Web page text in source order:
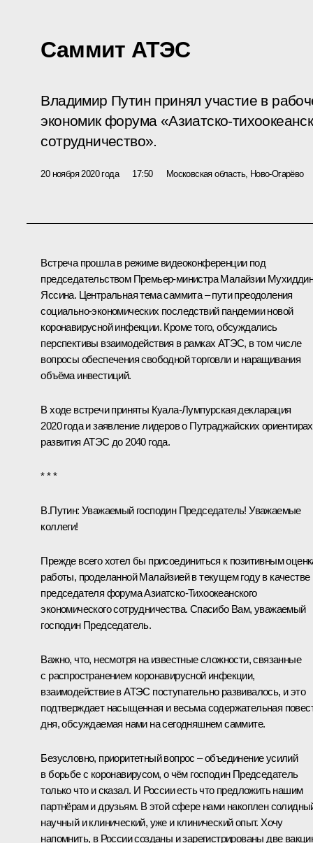
Саммит АТЭС
Владимир Путин принял участие в
экономик форума «Азиатско-
сотрудничество».
20 ноября 2020 года 17:50 Московская область, Ново-Огарёво
Встреча прошла в режиме видеоконференции под
председательством Премьер-министра Малайзии
Яссина. Центральная тема саммита – пути преодоления
социально-экономических последствий пандемии новой
коронавирусной инфекции. Кроме того, обсуждались
перспективы взаимодействия в рамках АТЭС, в том числе
вопросы обеспечения свободной торговли и наращивания
объёма инвестиций.
В ходе встречи приняты Куала-Лумпурская декларация
2020 года и заявление лидеров о Путраджайских ориентирах
развития АТЭС до 2040 года.
* * *
В.Путин: Уважаемый господин Председатель! Уважаемые
коллеги!
Прежде всего хотел бы присоединиться к позитивным
работы, проделанной Малайзией в текущем году в качестве
председателя форума Азиатско-Тихоокеанского
экономического сотрудничества. Спасибо Вам, уважаемый
господин Председатель.
Важно, что, несмотря на известные сложности, связанные
с распространением коронавирусной инфекции,
взаимодействие в АТЭС поступательно развивалось, и это
подтверждает насыщенная и весьма содержательная
дня, обсуждаемая нами на сегодняшнем саммите.
Безусловно, приоритетный вопрос – объединение усилий
в борьбе с коронавирусом, о чём господин Председатель
только что и сказал. И России есть что предложить нашим
партнёрам и друзьям. В этой сфере нами накоплен
научный и клинический, уже и клинический опыт. Хочу
напомнить, в России созданы и зарегистрированы две